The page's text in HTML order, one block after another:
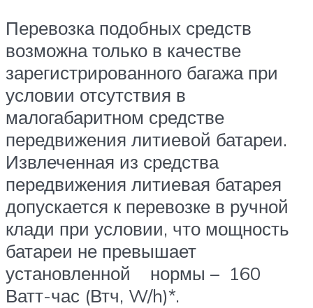
Перевозка подобных средств
возможна только в качестве
зарегистрированного багажа при
условии отсутствия в
малогабаритном средстве
передвижения литиевой батареи.
Извлеченная из средства
передвижения литиевая батарея
допускается к перевозке в ручной
клади при условии, что мощность
батареи не превышает
установленной нормы – 160
Ватт-час (Втч, W/h)*.